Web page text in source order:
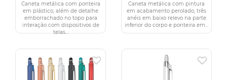
Caneta metálica com ponteira
em plástico, além de detalhe
emborrachado no topo para
interação com dispositivos de
telas...
Caneta metálica com pintura
em acabamento perolado, três
anéis em baixo relevo na parte
inferior do corpo e ponteira em...